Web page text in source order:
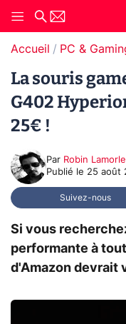
Accueil PC &
La souris
G402
25€ !
Par Robin
Publié le 25 août
Suivez-nous
Si vous
performante à
d'Amazon devrait